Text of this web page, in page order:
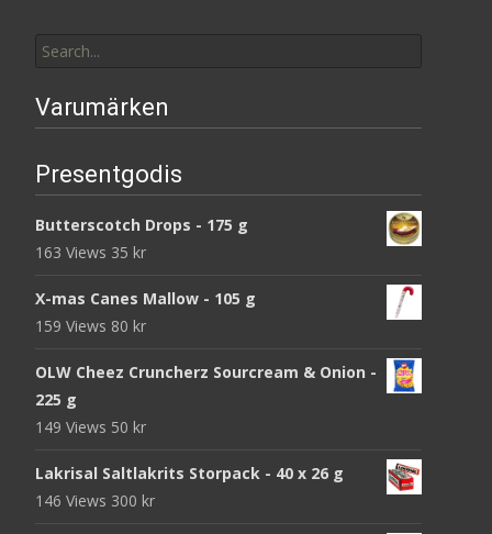
for:
Varumärken
Presentgodis
Butterscotch Drops - 175 g
163 Views 35 kr
X-mas Canes Mallow - 105 g
159 Views 80 kr
OLW Cheez Cruncherz Sourcream & Onion -
225 g
149 Views 50 kr
Lakrisal Saltlakrits Storpack - 40 x 26 g
146 Views 300 kr